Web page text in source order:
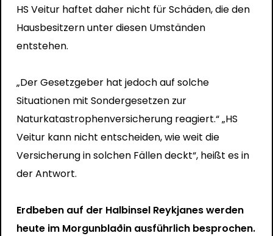
HS Veitur haftet daher nicht für Schäden, die den
Hausbesitzern unter diesen Umständen
entstehen.
„Der Gesetzgeber hat jedoch auf solche
Situationen mit Sondergesetzen zur
Naturkatastrophenversicherung reagiert.“ „HS
Veitur kann nicht entscheiden, wie weit die
Versicherung in solchen Fällen deckt“, heißt es in
der Antwort.
Erdbeben auf der Halbinsel Reykjanes werden
heute im Morgunblaðin ausführlich besprochen.